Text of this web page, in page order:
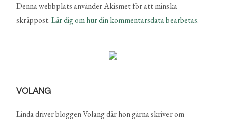
Denna webbplats använder Akismet för att minska
skräppost.Lär dig om hur din kommentarsdata bearbetas.
VOLANG
Linda driver bloggen Volang där hon gärna skriver om